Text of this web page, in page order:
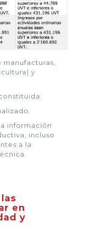
y
información
incluso
a la
en
y